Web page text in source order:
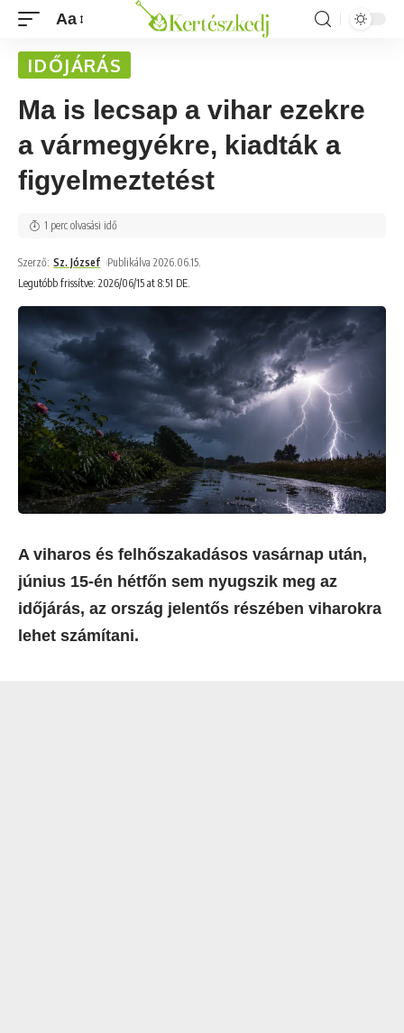
Aa
IDŐJÁRÁS
Ma is lecsap a vihar ezekre
a vármegyékre, kiadták a
figyelmeztetést
Legutóbb frissítve: 2026/06/15 at 8:51 DE.
Szerző: Sz. József Publikálva 2026.06.15.
1 perc olvasási idő
A viharos és felhőszakadásos vasárnap után,
június 15-én hétfőn sem nyugszik meg az
időjárás, az ország jelentős részében viharokra
lehet számítani.